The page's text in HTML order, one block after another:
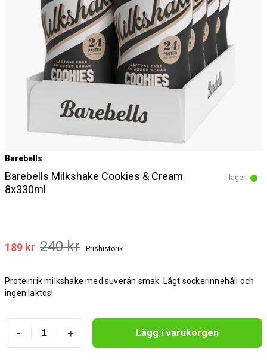
Barebells
Barebells Milkshake Cookies & Cream
8x330ml
I lager
189 kr 240 kr Prishistorik
Proteinrik milkshake med suverän smak. Lågt sockerinnehåll och
ingen laktos!
- + Lägg i varukorgen